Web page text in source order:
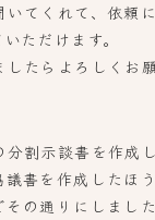
いてくれて、依頼
ただけます。
たらよろしくお
分割示談書を作成
議書を作成したほ
その通りにしまし